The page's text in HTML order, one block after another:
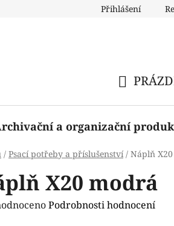
Přihlášení
KOŠÍK
a organizační
/ Psací potřeby a příslušenství / Náplň
X20 modrá
Podrobnosti hodnocení